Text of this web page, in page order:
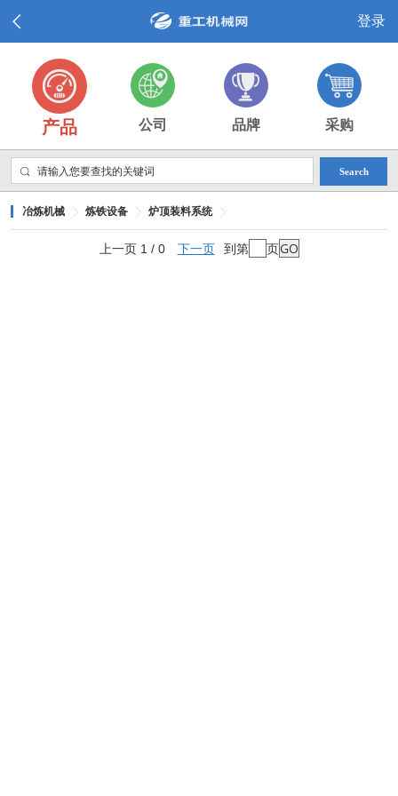
登录
产品 公司 品牌 采购
Search
冶炼机械 炼铁设备 炉顶装料系统
上一页 1 / 0 下一页 到第 页